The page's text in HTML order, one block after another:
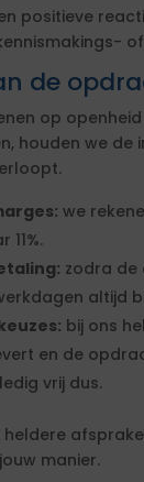
positieve
de
op
houden we de
we
zodra de
altijd
bij ons
en de
vrij dus.
heldere
manier.